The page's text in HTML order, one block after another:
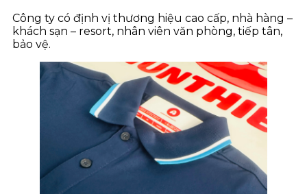
Công ty có định vị thương hiệu cao cấp, nhà hàng –
khách sạn – resort, nhân viên văn phòng, tiếp tân,
bảo vệ.